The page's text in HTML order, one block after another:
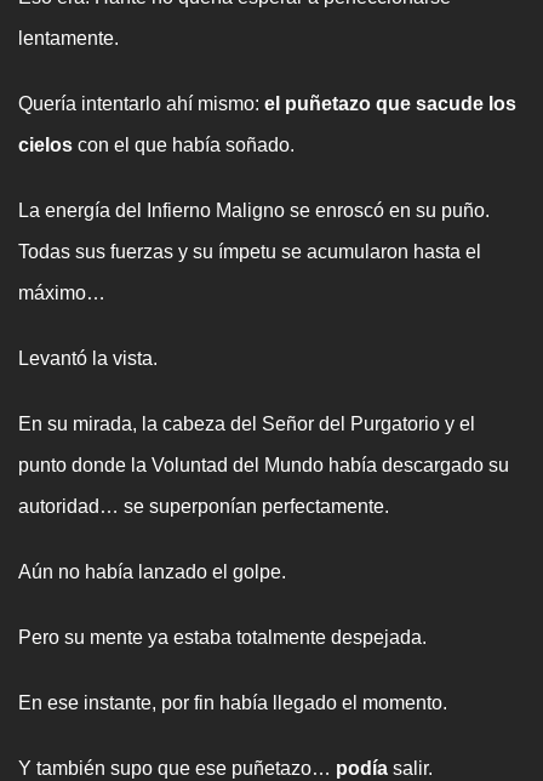
lentamente.
Quería intentarlo ahí mismo: el puñetazo que sacude los
cielos con el que había soñado.
La energía del Infierno Maligno se enroscó en su puño.
Todas sus fuerzas y su ímpetu se acumularon hasta el
máximo…
Levantó la vista.
En su mirada, la cabeza del Señor del Purgatorio y el
punto donde la Voluntad del Mundo había descargado su
autoridad… se superponían perfectamente.
Aún no había lanzado el golpe.
Pero su mente ya estaba totalmente despejada.
En ese instante, por fin había llegado el momento.
Y también supo que ese puñetazo… podía salir.